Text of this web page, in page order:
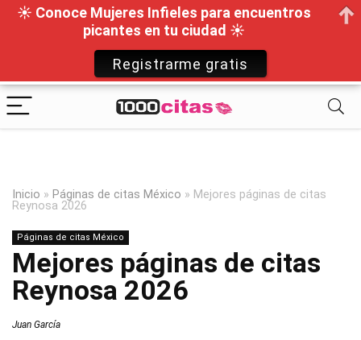
Inicio » Páginas de citas México » Mejores páginas de citas
Reynosa 2026
Páginas de citas México
Mejores páginas de citas
Reynosa 2026
Juan García
☀ Conoce Mujeres Infieles para encuentros
picantes en tu ciudad ☀
Registrarme gratis